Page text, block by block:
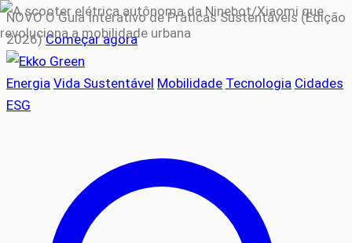
NOVOO Guia Interativo de Práticas Sustentáveis (Edição
2026)Começar agora
Energia Vida Sustentável Mobilidade Tecnologia Cidades
ESG